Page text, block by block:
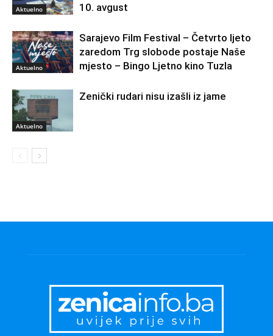
Aktuelno
10. avgust
Aktuelno
Sarajevo Film Festival – Četvrto ljeto
zaredom Trg slobode postaje Naše
mjesto – Bingo Ljetno kino Tuzla
Aktuelno
Zenički rudari nisu izašli iz jame